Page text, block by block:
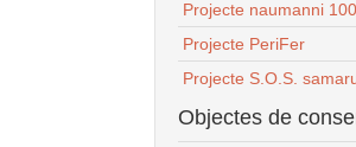
Projecte naumanni 100
Projecte PeriFer
Projecte S.O.S.
Objectes de